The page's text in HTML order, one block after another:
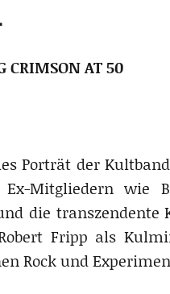
CRIMSON AT 50
Porträt der
Mitgliedern wie
die
Fripp als
Rock und